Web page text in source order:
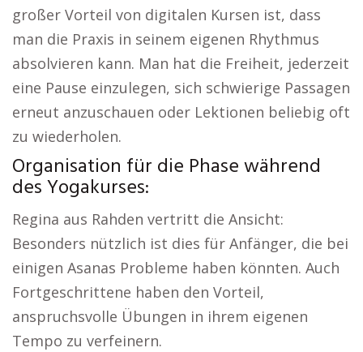
großer Vorteil von digitalen Kursen ist, dass
man die Praxis in seinem eigenen Rhythmus
absolvieren kann. Man hat die Freiheit, jederzeit
eine Pause einzulegen, sich schwierige Passagen
erneut anzuschauen oder Lektionen beliebig oft
zu wiederholen.
Organisation für die Phase während
des Yogakurses:
Regina aus Rahden vertritt die Ansicht:
Besonders nützlich ist dies für Anfänger, die bei
einigen Asanas Probleme haben könnten. Auch
Fortgeschrittene haben den Vorteil,
anspruchsvolle Übungen in ihrem eigenen
Tempo zu verfeinern.